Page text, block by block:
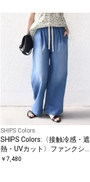
SHIPS Colors
SHIPS Colors:〈接触冷感・遮
熱・UVカット〉ファンクショ
ン デニム イージー パンツ◇
￥ 7,480